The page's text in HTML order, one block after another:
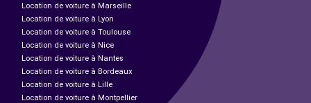
Location de voiture à Marseille
Location de voiture à Lyon
Location de voiture à Toulouse
Location de voiture à Nice
Location de voiture à Nantes
Location de voiture à Bordeaux
Location de voiture à Lille
Location de voiture à Montpellier